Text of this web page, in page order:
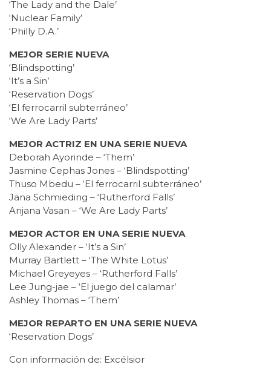
‘The Lady and the Dale’
‘Nuclear Family’
‘Philly D.A.’
MEJOR SERIE NUEVA
‘Blindspotting’
‘It’s a Sin’
‘Reservation Dogs’
‘El ferrocarril subterráneo’
‘We Are Lady Parts’
MEJOR ACTRIZ EN UNA SERIE NUEVA
Deborah Ayorinde – ‘Them’
Jasmine Cephas Jones – ‘Blindspotting’
Thuso Mbedu – ‘El ferrocarril subterráneo’
Jana Schmieding – ‘Rutherford Falls’
Anjana Vasan – ‘We Are Lady Parts’
MEJOR ACTOR EN UNA SERIE NUEVA
Olly Alexander – ‘It’s a Sin’
Murray Bartlett – ‘The White Lotus’
Michael Greyeyes – ‘Rutherford Falls’
Lee Jung-jae – ‘El juego del calamar’
Ashley Thomas – ‘Them’
MEJOR REPARTO EN UNA SERIE NUEVA
‘Reservation Dogs’
Con información de: Excélsior